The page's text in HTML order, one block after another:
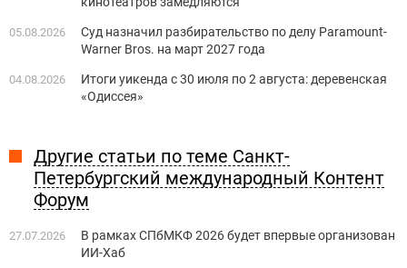
05.08.2026
Суд назначил разбирательство по делу Paramount-
Warner Bros. на март 2027 года
04.08.2026
Итоги уикенда с 30 июля по 2 августа: деревенская
«Одиссея»
Другие статьи по теме Санкт-
Петербургский международный Контент
Форум
27.07.2026
В рамках СПбМКФ 2026 будет впервые организован
ИИ-Хаб